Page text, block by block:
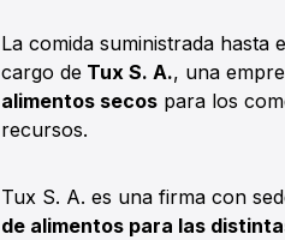
La comida suministrada
cargo de Tux S. A., una
alimentos secos para los
recursos.
Tux S. A. es una firma con
de alimentos para las